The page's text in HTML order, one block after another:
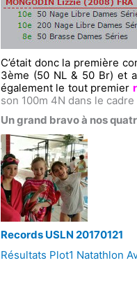
C’était donc la première
3ème (50 NL & 50 Br) et
également le tout premier
son 100m 4N dans le cadre
Un grand bravo à nos
Records USLN 20170121
Résultats Plot1 Natathlon